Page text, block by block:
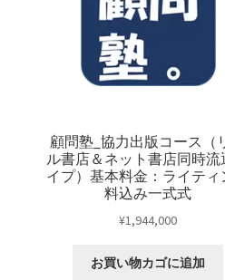
顧問塾_協力出版コース（
ル書店＆ネット書店同時流
イプ）基本料金：ライティ
料込み一式式
¥1,944,000
お買い物カゴに追加